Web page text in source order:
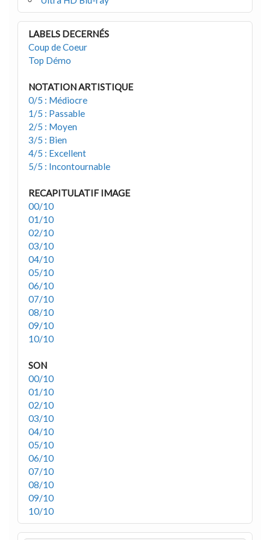
LABELS DECERNÉS
Coup de Coeur
Top Démo
NOTATION ARTISTIQUE
0/5 : Médiocre
1/5 : Passable
2/5 : Moyen
3/5 : Bien
4/5 : Excellent
5/5 : Incontournable
RECAPITULATIF IMAGE
00/10
01/10
02/10
03/10
04/10
05/10
06/10
07/10
08/10
09/10
10/10
SON
00/10
01/10
02/10
03/10
04/10
05/10
06/10
07/10
08/10
09/10
10/10